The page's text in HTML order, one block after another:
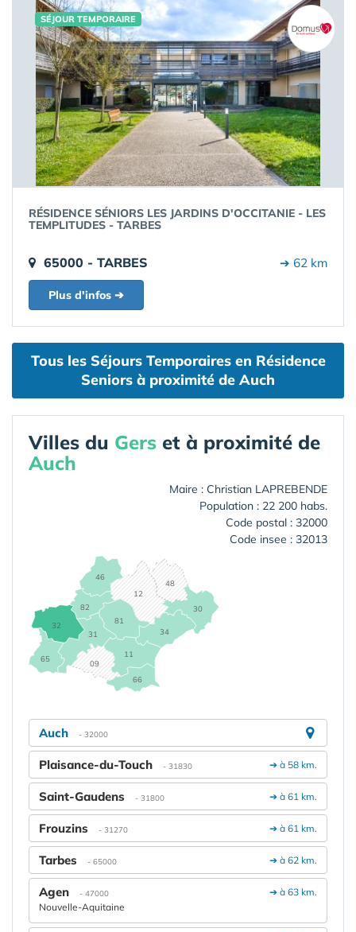
SÉJOUR TEMPORAIRE
RÉSIDENCE SÉNIORS LES JARDINS D'OCCITANIE - LES
TEMPLITUDES - TARBES
65000 - TARBES ➔ 62 km
Plus d'infos ➔
Tous les Séjours Temporaires en Résidence
Seniors à proximité de Auch
Villes du Gers et à proximité de
Auch
Maire : Christian LAPREBENDE
Population : 22 200 habs.
Code postal : 32000
Code insee : 32013
09
11
12
30
31
32
34
46
48
65
66
81
82
Auch - 32000
➔ à 58 km.
Plaisance-du-Touch - 31830
➔ à 61 km.
Saint-Gaudens - 31800
➔ à 61 km.
Frouzins - 31270
➔ à 62 km.
Tarbes - 65000
➔ à 63 km.
Agen - 47000
Nouvelle-Aquitaine